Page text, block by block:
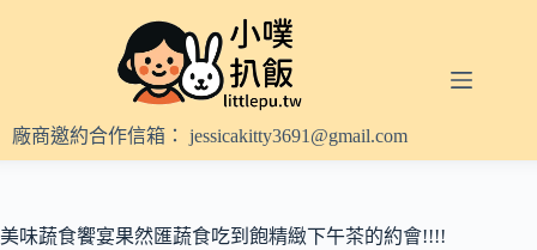
內
容
廠商邀約合作信箱： jessicakitty3691@gmail.com
美味蔬食饗宴果然匯蔬食吃到飽精緻下午茶的約會!!!!